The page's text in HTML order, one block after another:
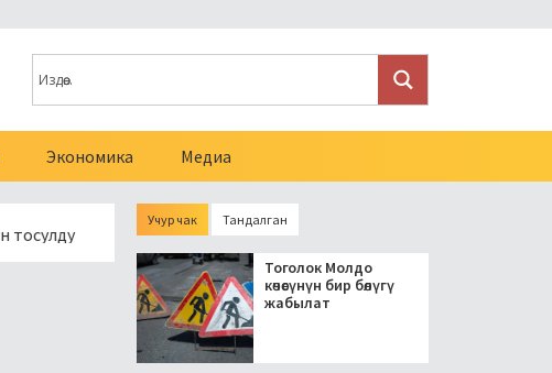
Экономика Медиа
Президент блогерлерди салыктан бошоткон мыйзамга кол
Учур чак Тандалган
Тоголок Молдо
көчөсүнүн бир бөлүгү
жабылат